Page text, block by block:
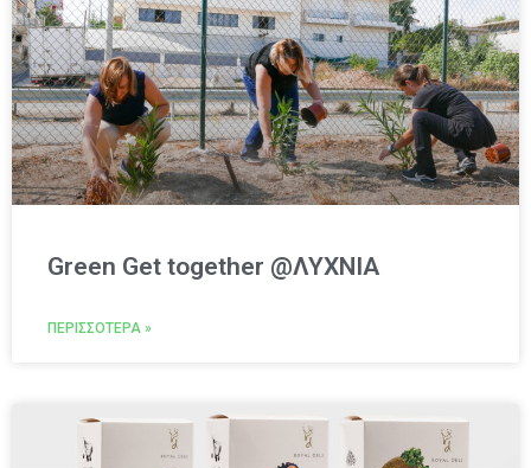
Green Get together @ΛΥΧΝΙΑ
ΠΕΡΙΣΣΌΤΕΡΑ »